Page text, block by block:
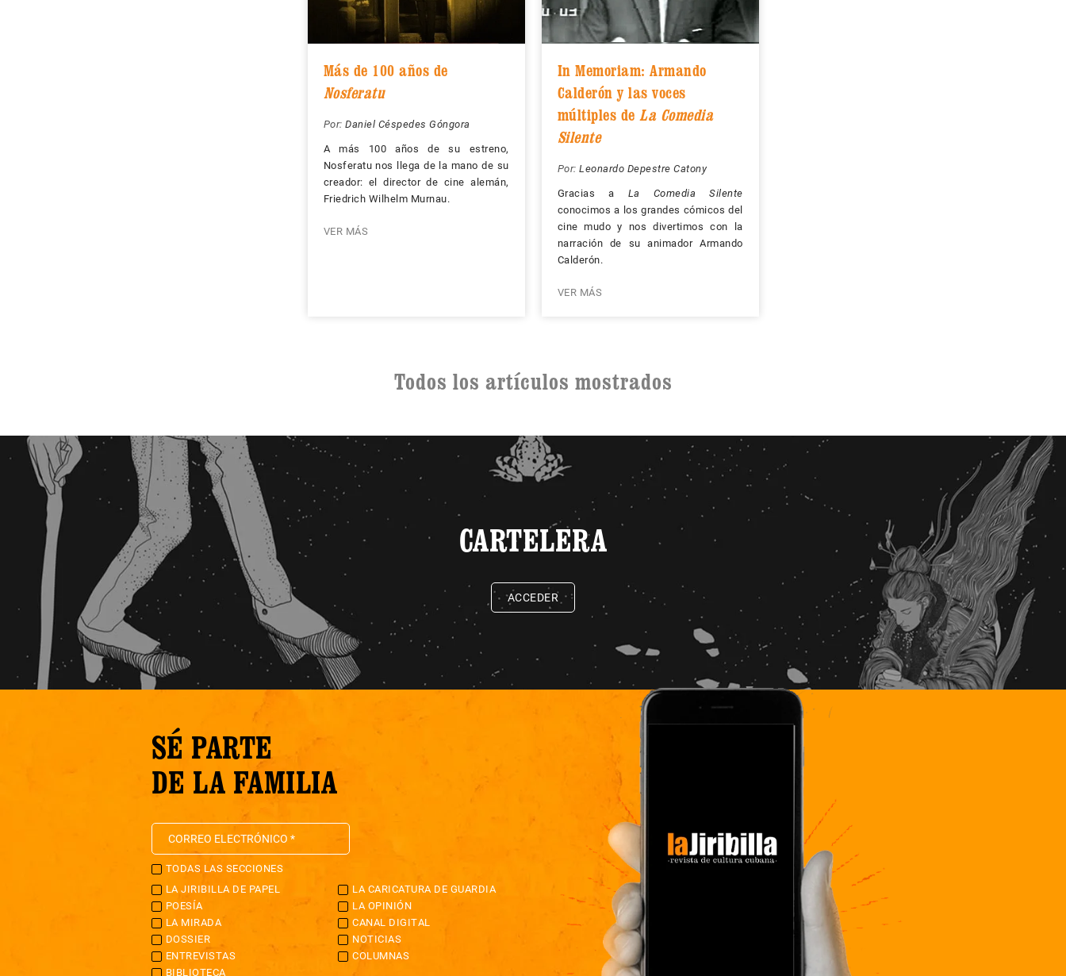
Más de 100 años de
Nosferatu
Por: Daniel Céspedes Góngora
A más 100 años de su estreno,
Nosferatu nos llega de la mano de su
creador: el director de cine alemán,
Friedrich Wilhelm Murnau.
VER MÁS
In Memoriam: Armando
Calderón y las voces
múltiples de La Comedia
Silente
Por: Leonardo Depestre Catony
Gracias a La Comedia Silente
conocimos a los grandes cómicos del
cine mudo y nos divertimos con la
narración de su animador Armando
Calderón.
VER MÁS
Todos los artículos mostrados
CARTELERA
ACCEDER
SÉ PARTE
DE LA FAMILIA
TODAS LAS SECCIONES
LA JIRIBILLA DE PAPEL
LA CARICATURA DE GUARDIA
POESÍA
LA OPINIÓN
LA MIRADA
CANAL DIGITAL
DOSSIER
NOTICIAS
ENTREVISTAS
COLUMNAS
BIBLIOTECA